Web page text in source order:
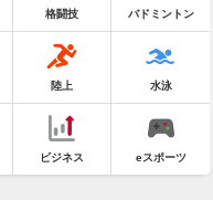
格闘技 バドミントン
陸上 水泳
ビジネス eスポーツ